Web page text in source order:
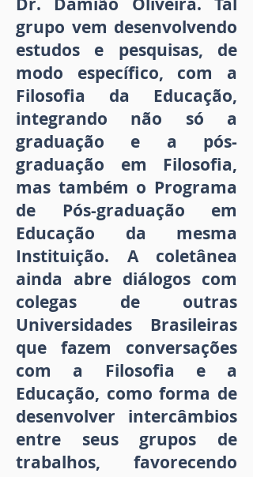
grupo vem desenvolvendo
estudos e pesquisas, de
modo específico, com a
Filosofia da Educação,
integrando não só a
graduação e a pós-
graduação em Filosofia,
mas também o Programa
de Pós-graduação em
Educação da mesma
Instituição. A coletânea
ainda abre diálogos com
colegas de outras
Universidades Brasileiras
que fazem conversações
com a Filosofia e a
Educação, como forma de
desenvolver intercâmbios
entre seus grupos de
trabalhos, favorecendo